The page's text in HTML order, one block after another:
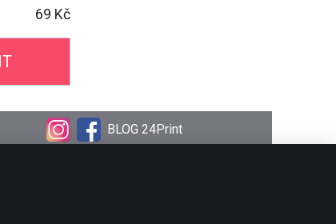
69 Kč
BLOG 24Print